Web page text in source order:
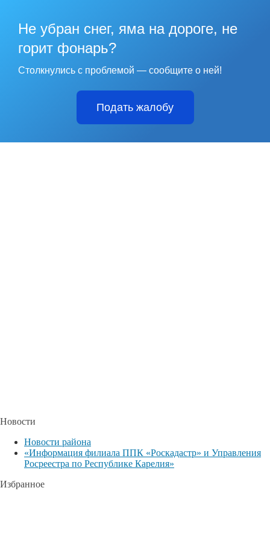
Не убран снег, яма на дороге, не
горит фонарь?
Столкнулись с проблемой — сообщите о ней!
Подать жалобу
Новости
Новости района
«Информация филиала ППК «Роскадастр» и Управления
Росреестра по Республике Карелия»
Избранное